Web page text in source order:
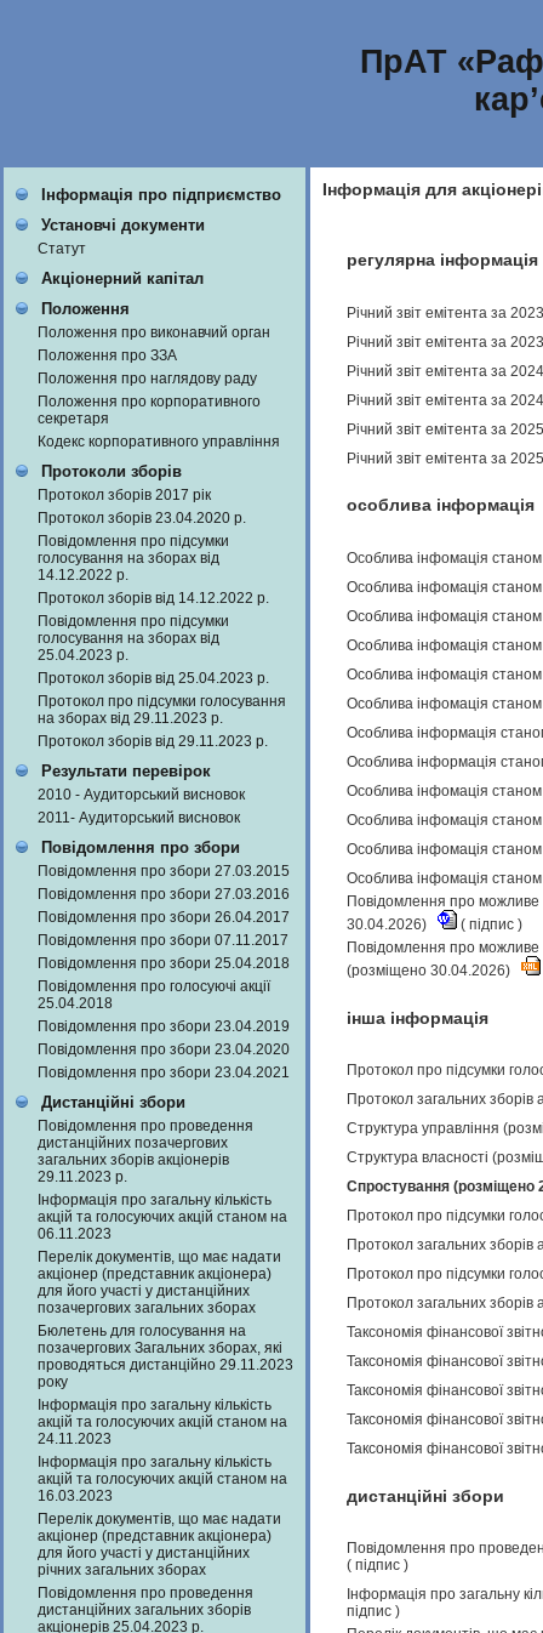
ПрАТ
Інформація про підприємство
Установчі документи
Статут
Акціонерний капітал
Положення
Положення про виконавчий орган
Положення про ЗЗА
Положення про наглядову раду
Положення про корпоративного
секретаря
Кодекс корпоративного управління
Протоколи зборів
Протокол зборів 2017 рік
Протокол зборів 23.04.2020 р.
Повідомлення про підсумки
голосування на зборах від
14.12.2022 р.
Протокол зборів від 14.12.2022 р.
Повідомлення про підсумки
голосування на зборах від
25.04.2023 р.
Протокол зборів від 25.04.2023 р.
Протокол про підсумки голосування
на зборах від 29.11.2023 р.
Протокол зборів від 29.11.2023 р.
Результати перевірок
2010 - Аудиторський висновок
2011- Аудиторський висновок
Повідомлення про збори
Повідомлення про збори 27.03.2015
Повідомлення про збори 27.03.2016
Повідомлення про збори 26.04.2017
Повідомлення про збори 07.11.2017
Повідомлення про збори 25.04.2018
Повідомлення про голосуючі акції
25.04.2018
Повідомлення про збори 23.04.2019
Повідомлення про збори 23.04.2020
Повідомлення про збори 23.04.2021
Дистанційні збори
Повідомлення про проведення
дистанційних позачергових
загальних зборів акціонерів
29.11.2023 р.
Інформація про загальну кількість
акцій та голосуючих акцій станом на
06.11.2023
Перелік документів, що має надати
акціонер (представник акціонера)
для його участі у дистанційних
позачергових загальних зборах
Бюлетень для голосування на
позачергових Загальних зборах, які
проводяться дистанційно 29.11.2023
року
Інформація про загальну кількість
акцій та голосуючих акцій станом на
24.11.2023
Інформація про загальну кількість
акцій та голосуючих акцій станом на
16.03.2023
Перелік документів, що має надати
акціонер (представник акціонера)
для його участі у дистанційних
річних загальних зборах
Повідомлення про проведення
дистанційних загальних зборів
акціонерів 25.04.2023 р.
Інформація для
регулярна інформація
Річний звіт емітента за
Річний звіт емітента за
Річний звіт емітента за
Річний звіт емітента за
Річний звіт емітента за
Річний звіт емітента за
особлива інформація
Особлива інфомація
Особлива інфомація
Особлива інфомація
Особлива інфомація
Особлива інфомація
Особлива інфомація
Особлива інформація
Особлива інформація
Особлива інфомація
Особлива інфомація
Особлива інфомація
Особлива інфомація
Повідомлення про можливе
30.04.2026)
( підпис )
Повідомлення про можливе
(розміщено 30.04.2026)
інша інформація
Протокол про підсумки
Протокол загальних
Структура управління
Структура власності
Спростування (розміщено
Протокол про підсумки
Протокол загальних
Протокол про підсумки
Протокол загальних
Таксономія фінансової
Таксономія фінансової
Таксономія фінансової
Таксономія фінансової
Таксономія фінансової
дистанційні збори
Повідомлення про
( підпис )
Інформація про загальну
підпис )